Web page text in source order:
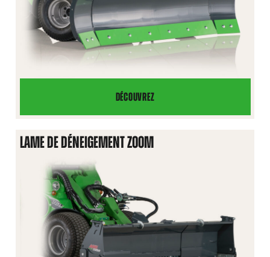
DÉCOUVREZ
LAME
DE
NIVELLEMENT
2000/2500
LAME DE DÉNEIGEMENT ZOOM